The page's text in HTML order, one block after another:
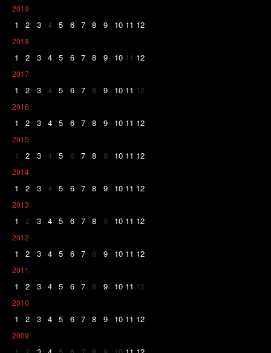
2019
1 2 3 4 5 6 7 8 9 10 11 12
2018
1 2 3 4 5 6 7 8 9 10 11 12
2017
1 2 3 4 5 6 7 8 9 10 11 12
2016
1 2 3 4 5 6 7 8 9 10 11 12
2015
1 2 3 4 5 6 7 8 9 10 11 12
2014
1 2 3 4 5 6 7 8 9 10 11 12
2013
1 2 3 4 5 6 7 8 9 10 11 12
2012
1 2 3 4 5 6 7 8 9 10 11 12
2011
1 2 3 4 5 6 7 8 9 10 11 12
2010
1 2 3 4 5 6 7 8 9 10 11 12
2009